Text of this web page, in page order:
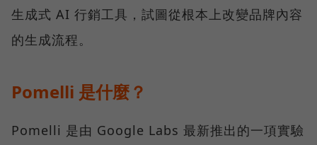
生成式 AI 行銷工具，試圖從根本上改變品牌內容
的生成流程。
Pomelli 是什麼？
Pomelli 是由 Google Labs 最新推出的一項實驗